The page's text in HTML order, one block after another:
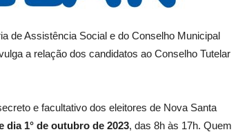
de Assistência Social e do Conselho Municipal
a relação dos candidatos ao Conselho Tutelar
e facultativo dos eleitores de Nova Santa
1° de outubro de 2023, das 8h às 17h. Quem